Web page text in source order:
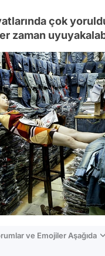
çok
zaman
ve Emojiler Aşağıda